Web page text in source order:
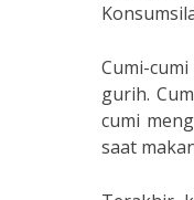
Cumi-
gurih.
cumi
saat